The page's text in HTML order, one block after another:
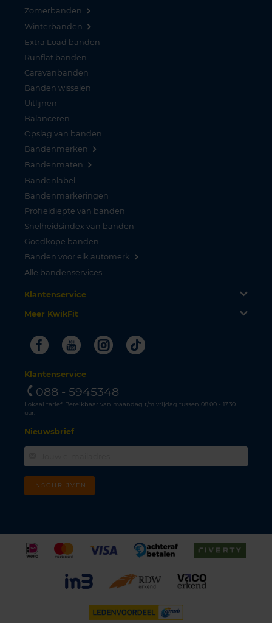
Zomerbanden
Winterbanden
Extra Load banden
Runflat banden
Caravanbanden
Banden wisselen
Uitlijnen
Balanceren
Opslag van banden
Bandenmerken
Bandenmaten
Bandenlabel
Bandenmarkeringen
Profieldiepte van banden
Snelheidsindex van banden
Goedkope banden
Banden voor elk automerk
Alle bandenservices
Klantenservice
Meer KwikFit
FacebookYoutubeInstagram
Tiktok
Klantenservice
088 - 5945348
Lokaal tarief. Bereikbaar van maandag t/m vrijdag tussen 08.00 - 17.30
uur.
Nieuwsbrief
INSCHRIJVEN